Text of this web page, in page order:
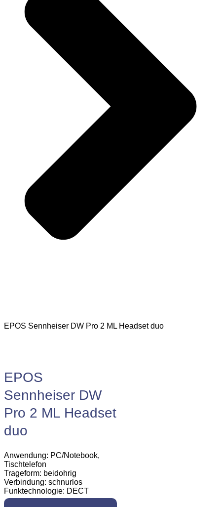
EPOS Sennheiser DW Pro 2 ML Headset duo
EPOS
Sennheiser DW
Pro 2 ML Headset
duo
Anwendung: PC/Notebook,
Tischtelefon
Trageform: beidohrig
Verbindung: schnurlos
Funktechnologie: DECT